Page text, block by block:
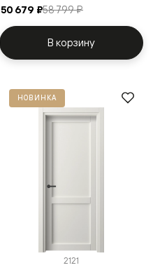
50 679 ₽58 799 ₽
В корзину
НОВИНКА
2121